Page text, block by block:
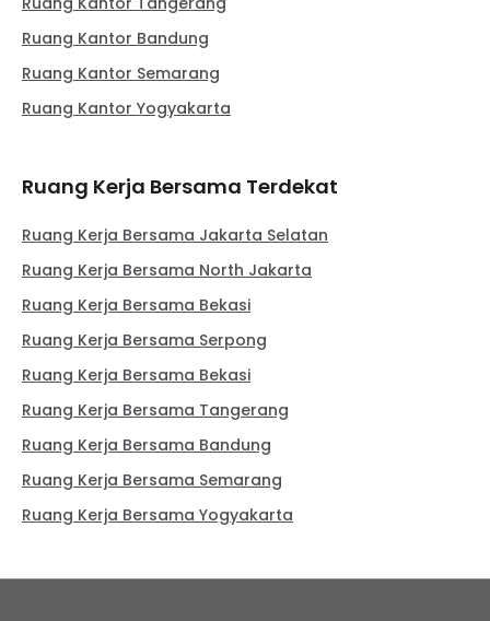
Ruang Kantor Bandung
Ruang Kantor Semarang
Ruang Kantor Yogyakarta
Ruang Kerja Bersama Terdekat
Ruang Kerja Bersama Jakarta Selatan
Ruang Kerja Bersama North Jakarta
Ruang Kerja Bersama Bekasi
Ruang Kerja Bersama Serpong
Ruang Kerja Bersama Bekasi
Ruang Kerja Bersama Tangerang
Ruang Kerja Bersama Bandung
Ruang Kerja Bersama Semarang
Ruang Kerja Bersama Yogyakarta